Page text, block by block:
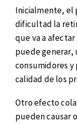
Inicialmente, el
dificultad la
que va a afectar
puede generar,
consumidores
calidad de los
Otro efecto
pueden causar